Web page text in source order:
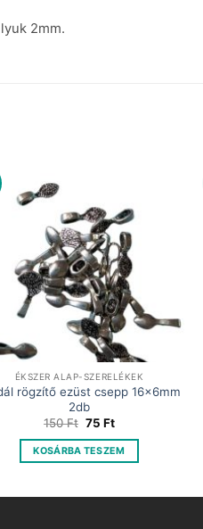
2mm.
ÉKSZER ALAP-SZERELÉKEK
rögzítő ezüst csepp 16x6mm
2db
150Ft Original
was:
150 Ft.
75 FtCurrent
is:
75 Ft.
KOSÁRBA TESZEM